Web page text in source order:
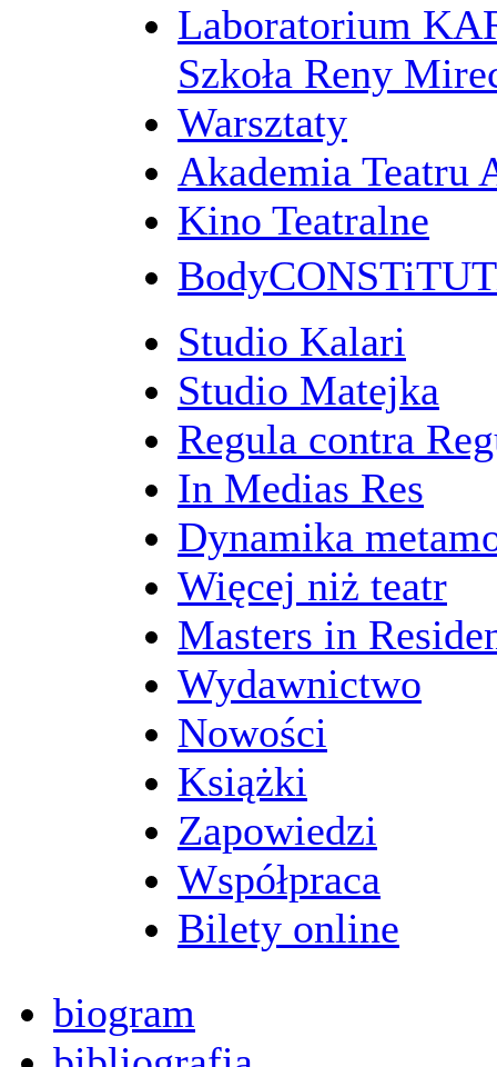
Laboratorium
Szkoła Reny
Warsztaty
Akademia Teatru
Kino Teatralne
Studio Kalari
Studio Matejka
Regula contra
In Medias Res
Dynamika
Więcej niż teatr
Masters in
Wydawnictwo
Nowości
Książki
Zapowiedzi
Współpraca
Bilety online
biogram